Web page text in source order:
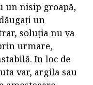
un nisip groapă,
un
soluția nu va
urmare,
In loc de
var, argila sau